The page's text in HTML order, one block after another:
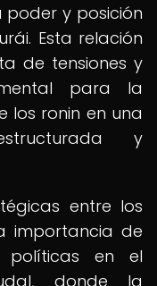
y posición
Esta relación
de tensiones y
para la
los ronin en una
y
entre los
importancia de
políticas en el
donde la